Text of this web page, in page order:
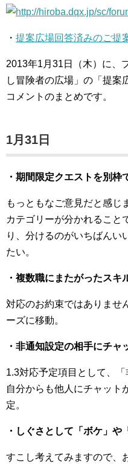
・ 提案広場回答済みのご提
2013年1月31日（木）に、
し冒険者の広場」の「提案
コメントのまとめです。
1月31日
・期間限定クエストを別枠
もっともなご意見だと感じ
カテゴリーが分かれること
り、分けるのがいちばんい
たい。
・複数職にまたがったスキ
対応のお約束ではありませ
ーズに移動。
・非通知設定の相手にチャ
1.3対応予定項目として、「
自分からも他人にチャット
定。
・しぐさとして「ボケ」
すこし考えてみますので、